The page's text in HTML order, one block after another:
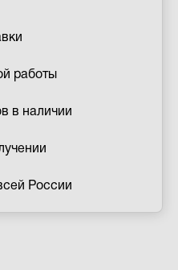
работы
в наличии
России